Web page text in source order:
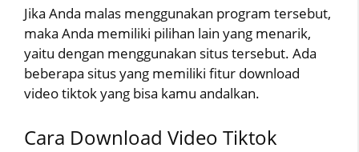
Jika Anda malas menggunakan program tersebut,
maka Anda memiliki pilihan lain yang menarik,
yaitu dengan menggunakan situs tersebut. Ada
beberapa situs yang memiliki fitur download
video tiktok yang bisa kamu andalkan.
Cara Download Video Tiktok